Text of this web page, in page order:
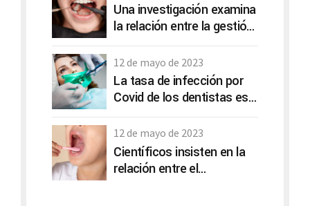
Una investigación examina
la relación entre la gestión
calidad de vida
12 de mayo de 2023
La tasa de infección por
Covid de los dentistas es
profesionales de la salud
12 de mayo de 2023
Científicos insisten en la
relación entre el